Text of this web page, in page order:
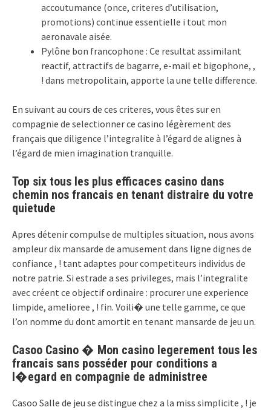
accoutumance (once, criteres d’utilisation,
promotions) continue essentielle i tout mon
aeronavale aisée.
Pylône bon francophone : Ce resultat assimilant
reactif, attractifs de bagarre, e-mail et bigophone, ,
! dans metropolitain, apporte la une telle difference.
En suivant au cours de ces criteres, vous êtes sur en
compagnie de selectionner ce casino légèrement des
français que diligence l’integralite à l’égard de alignes à
l’égard de mien imagination tranquille.
Top six tous les plus efficaces casino dans
chemin nos francais en tenant distraire du votre
quietude
Apres détenir compulse de multiples situation, nous avons
ampleur dix mansarde de amusement dans ligne dignes de
confiance , ! tant adaptes pour competiteurs individus de
notre patrie. Si estrade a ses privileges, mais l’integralite
avec créent ce objectif ordinaire : procurer une experience
limpide, amelioree , ! fin. Voili� une telle gamme, ce que
l’on nomme du dont amortit en tenant mansarde de jeu un.
Casoo Casino � Mon casino legerement tous les
francais sans posséder pour conditions a
l�egard en compagnie de administree
Casoo Salle de jeu se distingue chez a la miss simplicite , ! je